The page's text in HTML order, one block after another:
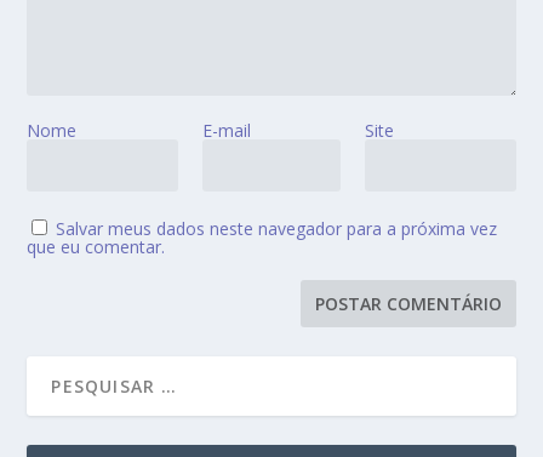
Nome E-mail Site
Salvar meus dados neste navegador para a próxima vez
que eu comentar.